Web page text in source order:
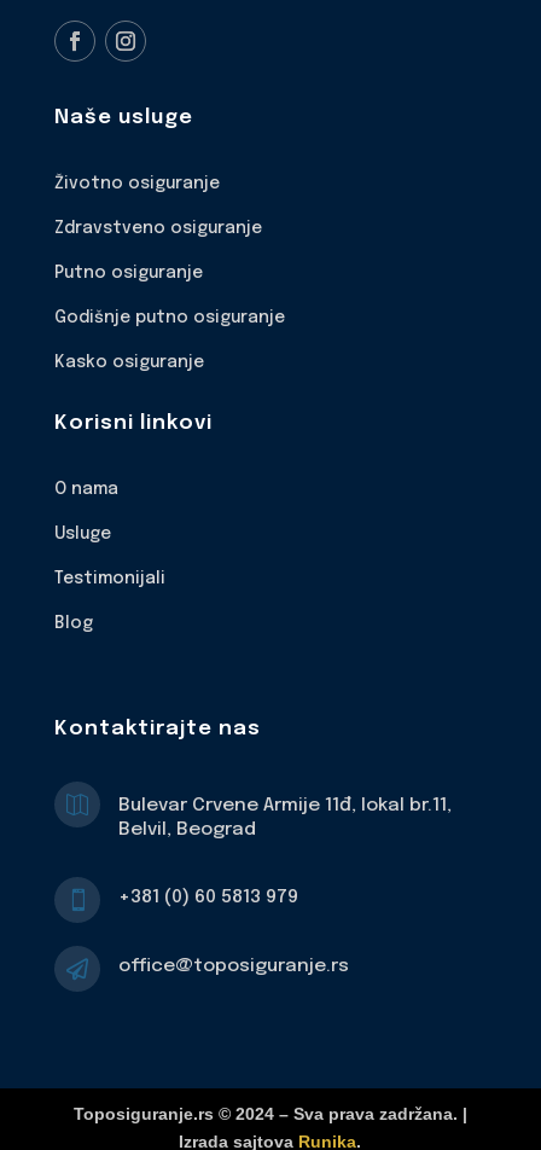
Naše usluge
Životno osiguranje
Zdravstveno osiguranje
Putno osiguranje
Godišnje putno osiguranje
Kasko osiguranje
Korisni linkovi
O nama
Usluge
Testimonijali
Blog
Kontaktirajte nas

Bulevar Crvene Armije 11đ, lokal br.11,
Belvil, Beograd
 +381 (0) 60 5813 979
 office@toposiguranje.rs
Toposiguranje.rs © 2024 – Sva prava zadržana. |
Izrada sajtova Runika.